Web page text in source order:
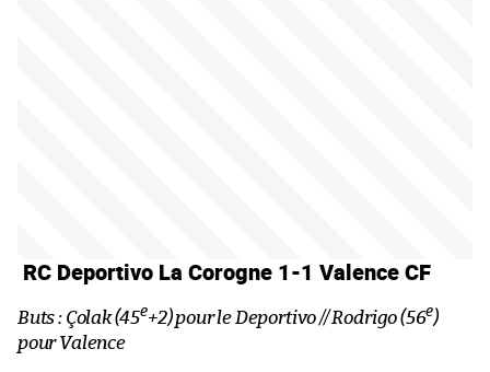
RC Deportivo La Corogne 1-1 Valence CF
Buts : Çolak (45e+2) pour le Deportivo // Rodrigo (56e)
pour Valence